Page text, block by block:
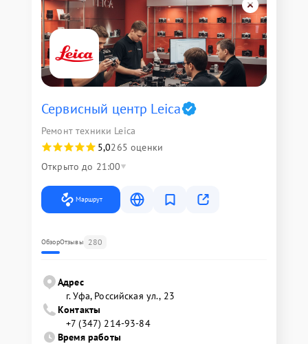
Сервисный центр Leica
Ремонт техники Leica
5,0265 оценки
Открыто до 21:00
Маршрут
ОбзорОтзывы 280
Адрес
г. Уфа, Российская ул., 23
Контакты
+7 (347) 214-93-84
Время работы